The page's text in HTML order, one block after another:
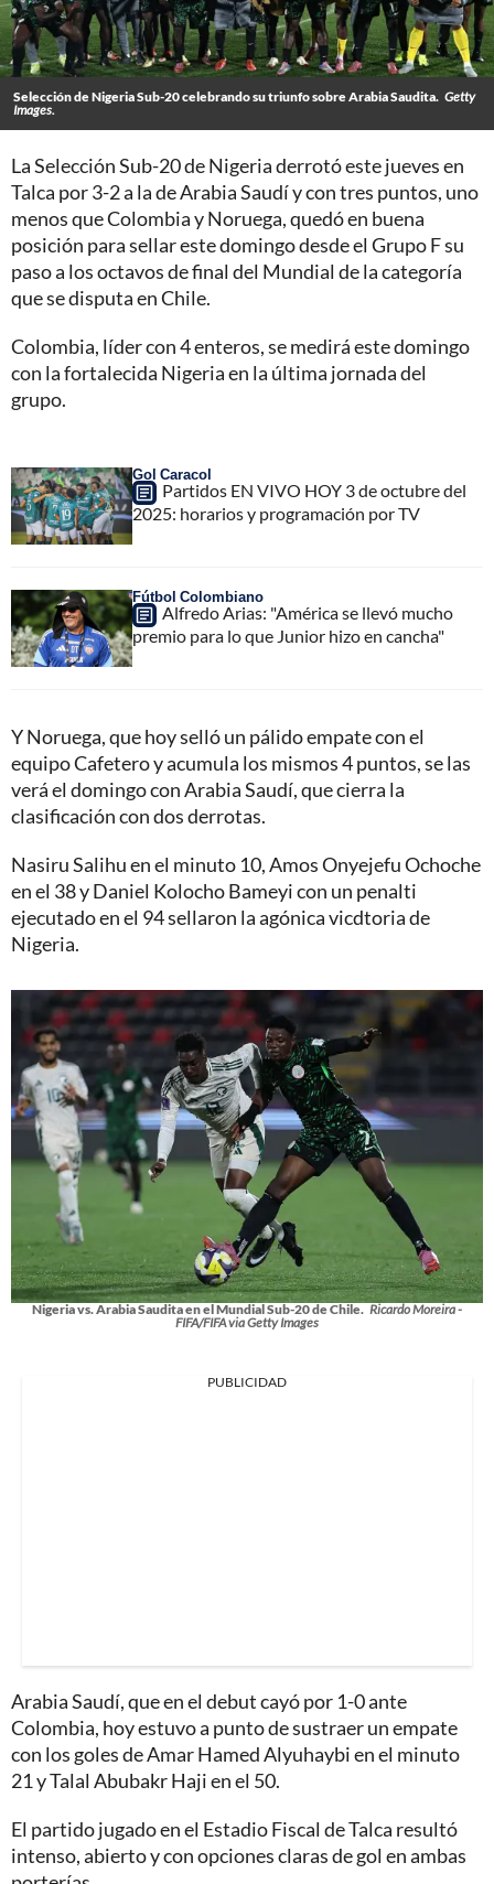
Selección de Nigeria Sub-20 celebrando su triunfo sobre Arabia Saudita. Getty
Images.
La Selección Sub-20 de Nigeria derrotó este jueves en
Talca por 3-2 a la de Arabia Saudí y con tres puntos, uno
menos que Colombia y Noruega, quedó en buena
posición para sellar este domingo desde el Grupo F su
paso a los octavos de final del Mundial de la categoría
que se disputa en Chile.
Colombia, líder con 4 enteros, se medirá este domingo
con la fortalecida Nigeria en la última jornada del
grupo.
Gol Caracol
Partidos EN VIVO HOY 3 de octubre del
2025: horarios y programación por TV
Fútbol Colombiano
Alfredo Arias: "América se llevó mucho
premio para lo que Junior hizo en cancha"
Y Noruega, que hoy selló un pálido empate con el
equipo Cafetero y acumula los mismos 4 puntos, se las
verá el domingo con Arabia Saudí, que cierra la
clasificación con dos derrotas.
Nasiru Salihu en el minuto 10, Amos Onyejefu Ochoche
en el 38 y Daniel Kolocho Bameyi con un penalti
ejecutado en el 94 sellaron la agónica vicdtoria de
Nigeria.
Nigeria vs. Arabia Saudita en el Mundial Sub-20 de Chile. Ricardo Moreira -
FIFA/FIFA via Getty Images
PUBLICIDAD
Arabia Saudí, que en el debut cayó por 1-0 ante
Colombia, hoy estuvo a punto de sustraer un empate
con los goles de Amar Hamed Alyuhaybi en el minuto
21 y Talal Abubakr Haji en el 50.
El partido jugado en el Estadio Fiscal de Talca resultó
intenso, abierto y con opciones claras de gol en ambas